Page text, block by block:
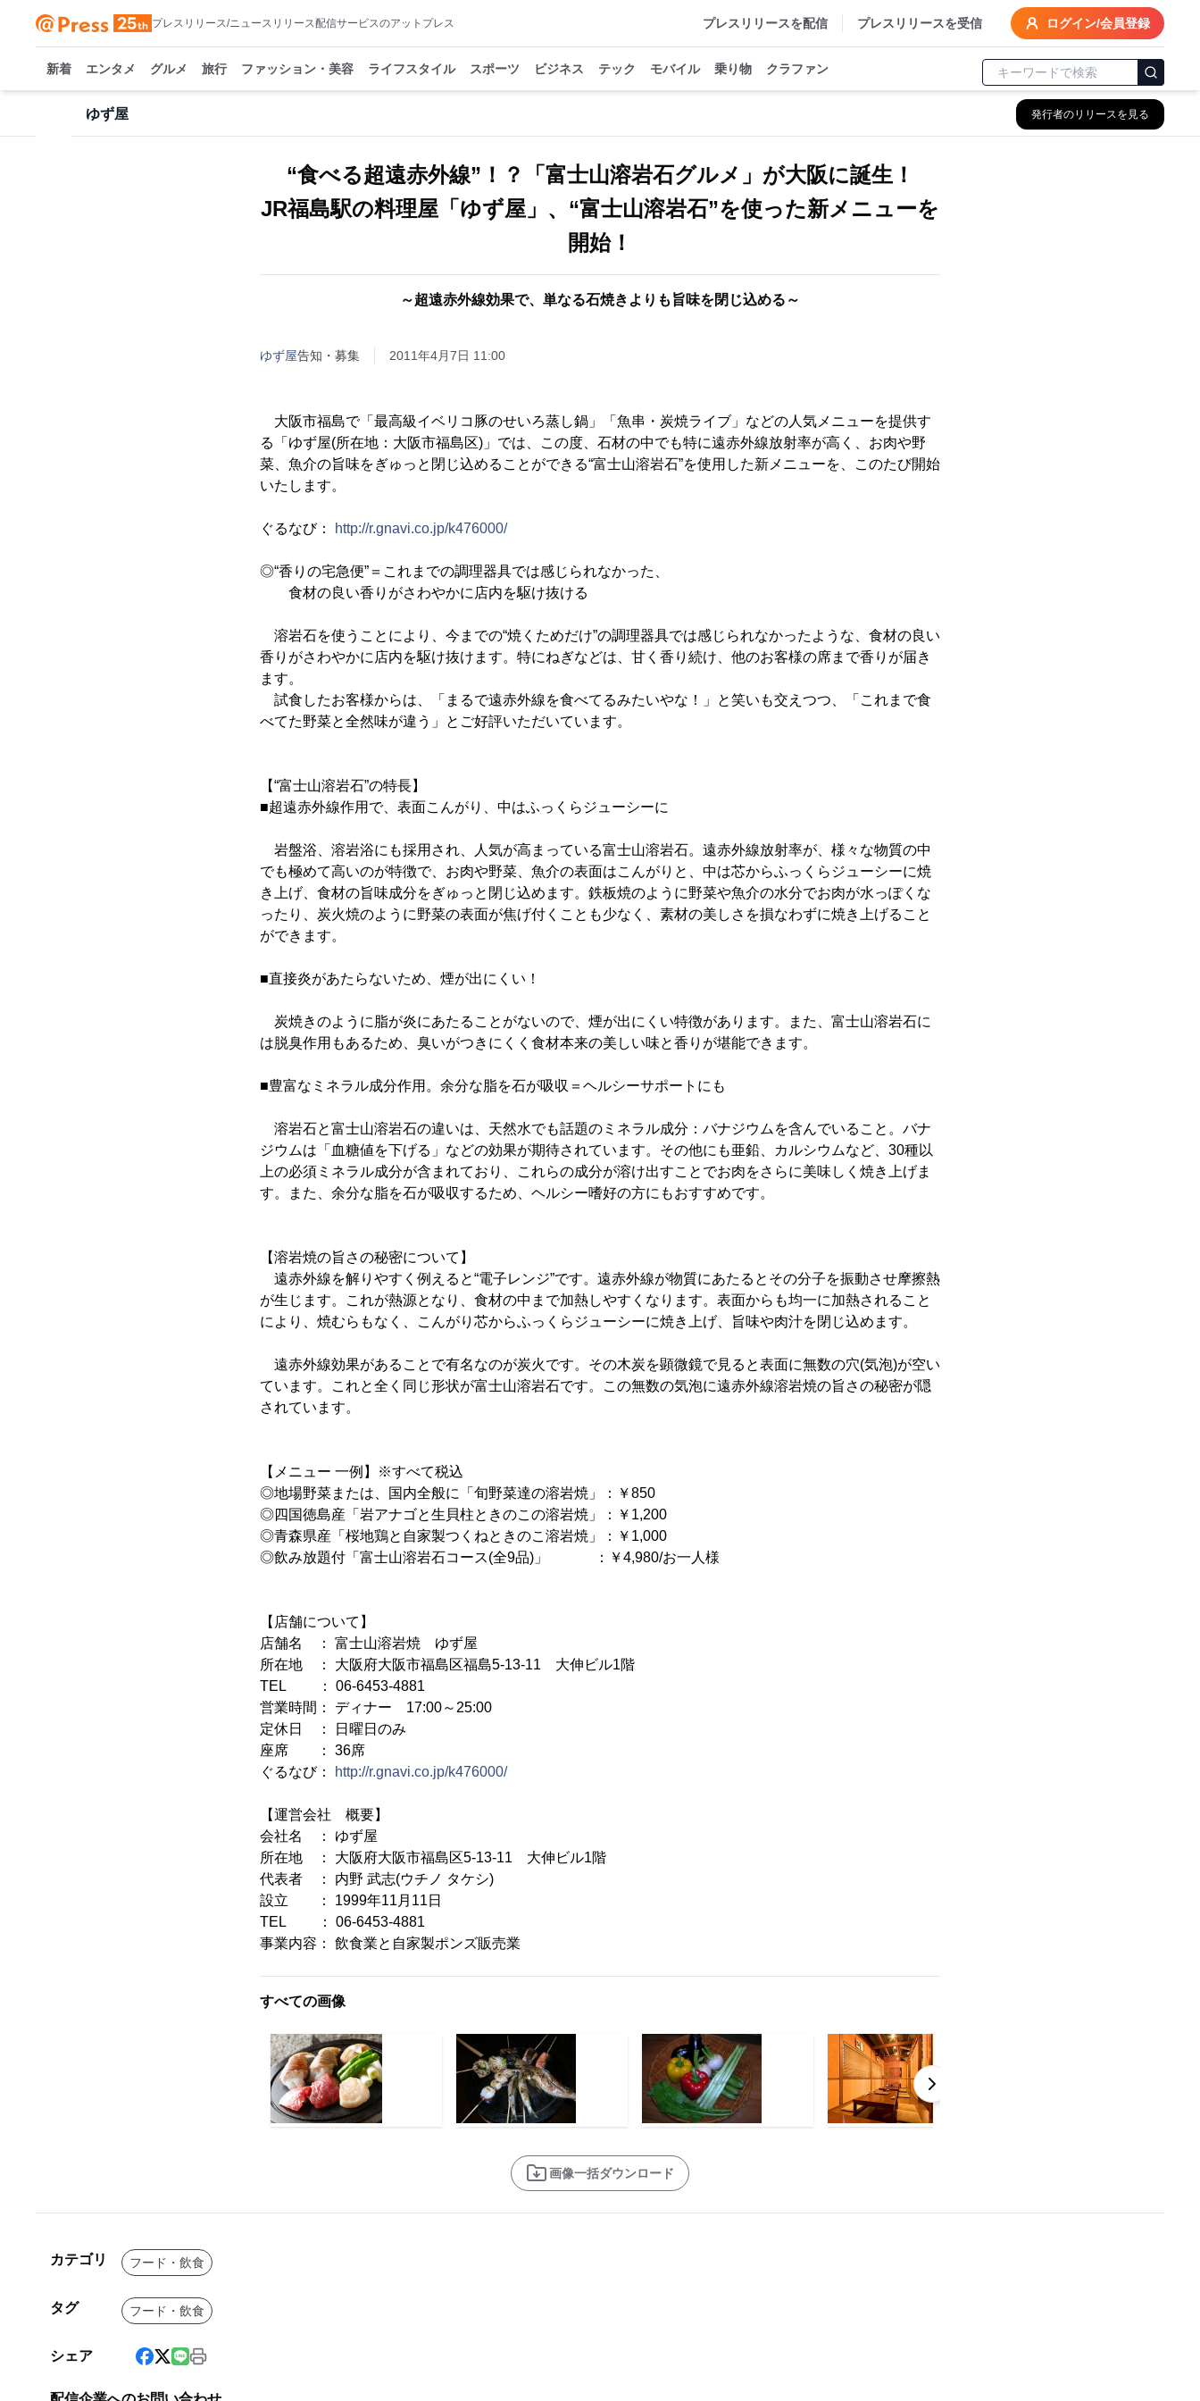
プレスリリース/ニュースリリース配信サービスのアットプレス プレスリリースを配信 プレスリリースを受信 ログイン/会員登録
新着 エンタメ グルメ 旅行 ファッション・美容 ライフスタイル スポーツ ビジネス テック モバイル 乗り物 クラファン
ゆず屋 発行者のリリースを見る
“食べる超遠赤外線”！？「富士山溶岩石グルメ」が大阪に誕生！
JR福島駅の料理屋「ゆず屋」、“富士山溶岩石”を使った新メニューを
開始！
～超遠赤外線効果で、単なる石焼きよりも旨味を閉じ込める～
ゆず屋告知・募集 2011年4月7日 11:00
大阪市福島で「最高級イベリコ豚のせいろ蒸し鍋」「魚串・炭焼ライブ」などの人気メニューを提供す
る「ゆず屋(所在地：大阪市福島区)」では、この度、石材の中でも特に遠赤外線放射率が高く、お肉や野
菜、魚介の旨味をぎゅっと閉じ込めることができる“富士山溶岩石”を使用した新メニューを、このたび開始
いたします。
ぐるなび： http://r.gnavi.co.jp/k476000/
◎“香りの宅急便”＝これまでの調理器具では感じられなかった、
食材の良い香りがさわやかに店内を駆け抜ける
溶岩石を使うことにより、今までの“焼くためだけ”の調理器具では感じられなかったような、食材の良い
香りがさわやかに店内を駆け抜けます。特にねぎなどは、甘く香り続け、他のお客様の席まで香りが届き
ます。
試食したお客様からは、「まるで遠赤外線を食べてるみたいやな！」と笑いも交えつつ、「これまで食
べてた野菜と全然味が違う」とご好評いただいています。
【“富士山溶岩石”の特長】
■超遠赤外線作用で、表面こんがり、中はふっくらジューシーに
岩盤浴、溶岩浴にも採用され、人気が高まっている富士山溶岩石。遠赤外線放射率が、様々な物質の中
でも極めて高いのが特徴で、お肉や野菜、魚介の表面はこんがりと、中は芯からふっくらジューシーに焼
き上げ、食材の旨味成分をぎゅっと閉じ込めます。鉄板焼のように野菜や魚介の水分でお肉が水っぽくな
ったり、炭火焼のように野菜の表面が焦げ付くことも少なく、素材の美しさを損なわずに焼き上げること
ができます。
■直接炎があたらないため、煙が出にくい！
炭焼きのように脂が炎にあたることがないので、煙が出にくい特徴があります。また、富士山溶岩石に
は脱臭作用もあるため、臭いがつきにくく食材本来の美しい味と香りが堪能できます。
■豊富なミネラル成分作用。余分な脂を石が吸収＝ヘルシーサポートにも
溶岩石と富士山溶岩石の違いは、天然水でも話題のミネラル成分：バナジウムを含んでいること。バナ
ジウムは「血糖値を下げる」などの効果が期待されています。その他にも亜鉛、カルシウムなど、30種以
上の必須ミネラル成分が含まれており、これらの成分が溶け出すことでお肉をさらに美味しく焼き上げま
す。また、余分な脂を石が吸収するため、ヘルシー嗜好の方にもおすすめです。
【溶岩焼の旨さの秘密について】
遠赤外線を解りやすく例えると“電子レンジ”です。遠赤外線が物質にあたるとその分子を振動させ摩擦熱
が生じます。これが熱源となり、食材の中まで加熱しやすくなります。表面からも均一に加熱されること
により、焼むらもなく、こんがり芯からふっくらジューシーに焼き上げ、旨味や肉汁を閉じ込めます。
遠赤外線効果があることで有名なのが炭火です。その木炭を顕微鏡で見ると表面に無数の穴(気泡)が空い
ています。これと全く同じ形状が富士山溶岩石です。この無数の気泡に遠赤外線溶岩焼の旨さの秘密が隠
されています。
【メニュー 一例】※すべて税込
◎地場野菜または、国内全般に「旬野菜達の溶岩焼」：￥850
◎四国徳島産「岩アナゴと生貝柱ときのこの溶岩焼」：￥1,200
◎青森県産「桜地鶏と自家製つくねときのこ溶岩焼」：￥1,000
◎飲み放題付「富士山溶岩石コース(全9品)」 ：￥4,980/お一人様
【店舗について】
店舗名 ： 富士山溶岩焼 ゆず屋
所在地 ： 大阪府大阪市福島区福島5-13-11 大伸ビル1階
TEL ： 06-6453-4881
営業時間： ディナー 17:00～25:00
定休日 ： 日曜日のみ
座席 ： 36席
ぐるなび：
http://r.gnavi.co.jp/k476000/
【運営会社 概要】
会社名 ： ゆず屋
所在地 ： 大阪府大阪市福島区5-13-11 大伸ビル1階
代表者 ： 内野 武志(ウチノ タケシ)
設立 ： 1999年11月11日
TEL ： 06-6453-4881
事業内容： 飲食業と自家製ポンズ販売業
すべての画像
画像一括ダウンロード
カテゴリ フード・飲食
タグ フード・飲食
シェア